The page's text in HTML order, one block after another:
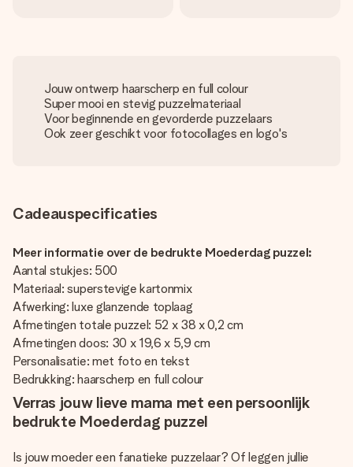
Jouw ontwerp haarscherp en full colour
Super mooi en stevig puzzelmateriaal
Voor beginnende en gevorderde puzzelaars
Ook zeer geschikt voor fotocollages en logo's
Cadeauspecificaties
Meer informatie over de bedrukte Moederdag puzzel:
Aantal stukjes: 500
Materiaal: superstevige kartonmix
Afwerking: luxe glanzende toplaag
Afmetingen totale puzzel: 52 x 38 x 0,2 cm
Afmetingen doos: 30 x 19,6 x 5,9 cm
Personalisatie: met foto en tekst
Bedrukking: haarscherp en full colour
Verras jouw lieve mama met een persoonlijk
bedrukte Moederdag puzzel
Is jouw moeder een fanatieke puzzelaar? Of leggen jullie